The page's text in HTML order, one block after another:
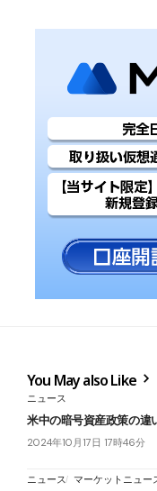
You May also Like
ニュース
米中の暗号資産政策の違
2024年10月17日 17時46分
ニュース マーケットニュー